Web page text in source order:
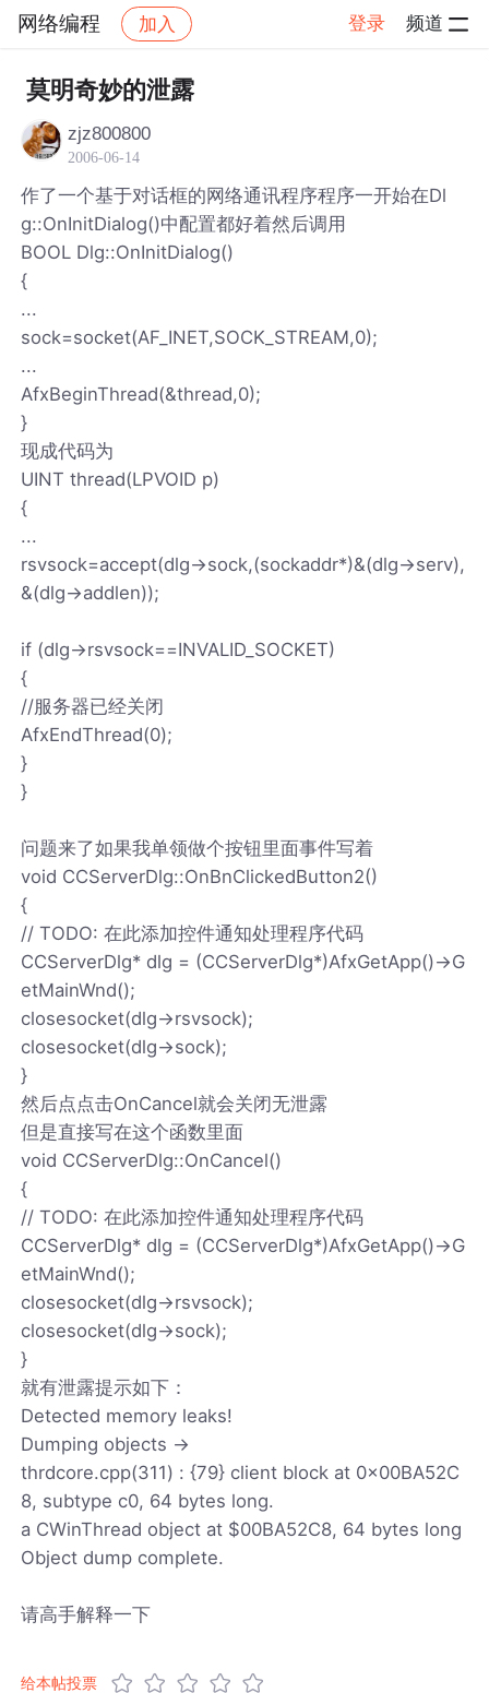
网络编程 加入 登录 频道
社区 网络编程
莫明奇妙的泄露
zjz800800
2006-06-14
作了一个基于对话框的网络通讯程序程序一开始在Dl
g::OnInitDialog()中配置都好着然后调用
BOOL Dlg::OnInitDialog()
{
...
sock=socket(AF_INET,SOCK_STREAM,0);
...
AfxBeginThread(&thread,0);
}
现成代码为
UINT thread(LPVOID p)
{
...
rsvsock=accept(dlg->sock,(sockaddr*)&(dlg->serv),
&(dlg->addlen));
if (dlg->rsvsock==INVALID_SOCKET)
{
//服务器已经关闭
AfxEndThread(0);
}
}
问题来了如果我单领做个按钮里面事件写着
void CCServerDlg::OnBnClickedButton2()
{
// TODO: 在此添加控件通知处理程序代码
CCServerDlg* dlg = (CCServerDlg*)AfxGetApp()->G
etMainWnd();
closesocket(dlg->rsvsock);
closesocket(dlg->sock);
}
然后点点击OnCancel就会关闭无泄露
但是直接写在这个函数里面
void CCServerDlg::OnCancel()
{
// TODO: 在此添加控件通知处理程序代码
CCServerDlg* dlg = (CCServerDlg*)AfxGetApp()->G
etMainWnd();
closesocket(dlg->rsvsock);
closesocket(dlg->sock);
}
就有泄露提示如下：
Detected memory leaks!
Dumping objects ->
thrdcore.cpp(311) : {79} client block at 0x00BA52C
8, subtype c0, 64 bytes long.
a CWinThread object at $00BA52C8, 64 bytes long
Object dump complete.
请高手解释一下
给本帖投票